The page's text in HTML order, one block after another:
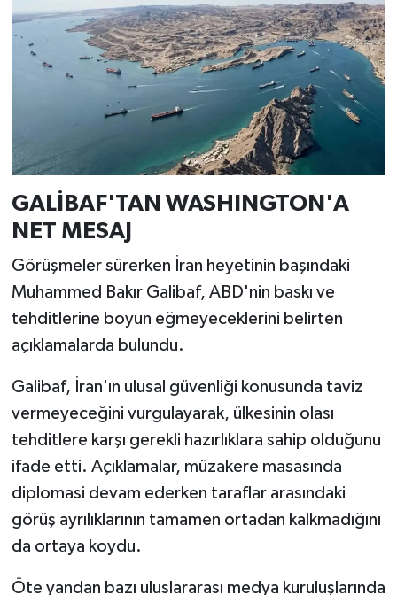
GALİBAF'TAN WASHINGTON'A
NET MESAJ
Görüşmeler sürerken İran heyetinin başındaki
Muhammed Bakır Galibaf, ABD'nin baskı ve
tehditlerine boyun eğmeyeceklerini belirten
açıklamalarda bulundu.
Galibaf, İran'ın ulusal güvenliği konusunda taviz
vermeyeceğini vurgulayarak, ülkesinin olası
tehditlere karşı gerekli hazırlıklara sahip olduğunu
ifade etti. Açıklamalar, müzakere masasında
diplomasi devam ederken taraflar arasındaki
görüş ayrılıklarının tamamen ortadan kalkmadığını
da ortaya koydu.
Öte yandan bazı uluslararası medya kuruluşlarında